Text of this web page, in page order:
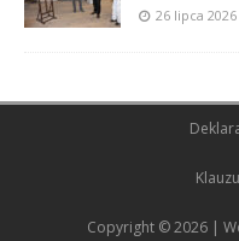
26 lipca 2026
Copyright © 2026 |